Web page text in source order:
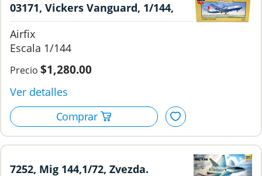
03171, Vickers Vanguard, 1/144,
Airfix.
Airfix
1/144
$1,280.00
7252, Mig 144,1/72, Zvezda.